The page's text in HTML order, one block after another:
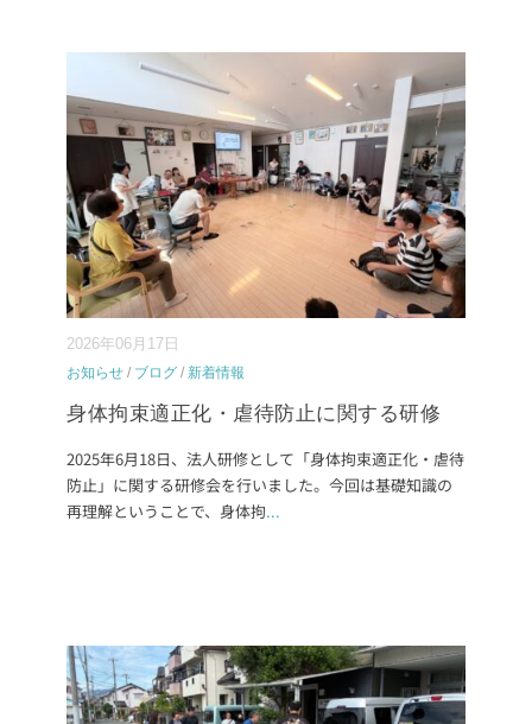
2026年06月17日
お知らせ / ブログ / 新着情報
身体拘束適正化・虐待防止に関する研修
2025年6月18日、法人研修として「身体拘束適正化・虐待
防止」に関する研修会を行いました。今回は基礎知識の
再理解ということで、身体拘...